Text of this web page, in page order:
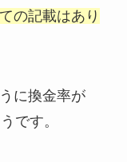
の記載はあり
に換金率が
です。